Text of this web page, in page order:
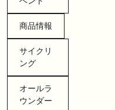
商品情報
サイクリ
ング
オールラ
ウンダー